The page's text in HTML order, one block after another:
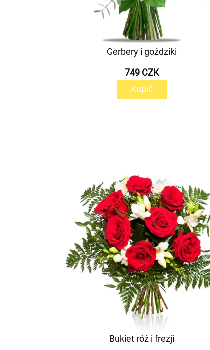
Gerbery i goździki
749 CZK
Kupić
Bukiet róż i frezji